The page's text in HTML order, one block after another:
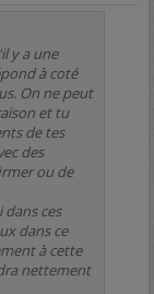
y a une
à coté
On ne peut
et tu
de tes
des
ou de
dans ces
dans ce
à cette
nettement